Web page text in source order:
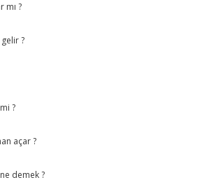
mı ?
gelir ?
?
açar ?
demek ?